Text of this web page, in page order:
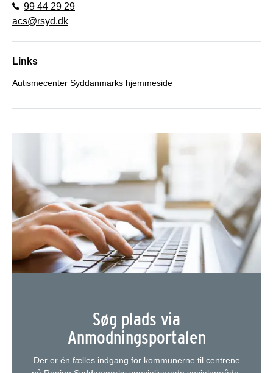
Links
Autismecenter Syddanmarks hjemmeside
99 44 29 29
acs@rsyd.dk
Søg plads via
Anmodningsportalen
Der er én fælles indgang for kommunerne til centrene